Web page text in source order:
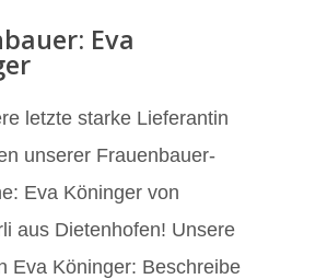
Eva
letzte starke Lieferantin
unserer Frauenbauer-
Eva Köninger von
aus Dietenhofen! Unsere
Eva Köninger: Beschreibe